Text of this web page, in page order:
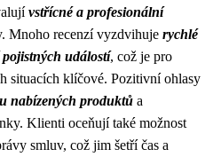
vstřícné a profesionální
Mnoho recenzí vyzdvihuje rychlé
událostí, což je pro
situacích klíčové. Pozitivní ohlasy
nabízených produktů a
Klienti oceňují také možnost
smluv, což jim šetří čas a